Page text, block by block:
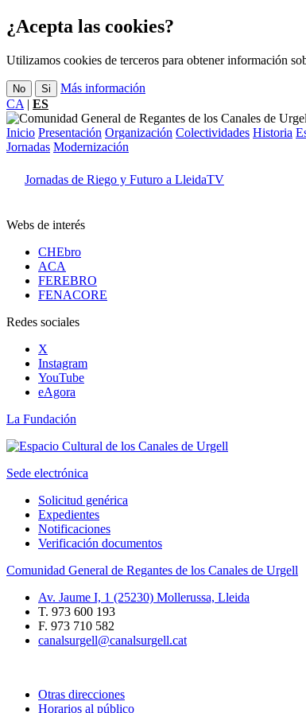
¿Acepta las cookies?
Utilizamos cookies de terceros para obtener información
No Si
Más información
CA | ES
Inicio Presentación Organización Colectividades Historia
Jornadas Modernización
Jornadas de Riego y Futuro a LleidaTV
Webs de interés
CHEbro
ACA
FEREBRO
FENACORE
Redes sociales
X
Instagram
YouTube
eAgora
La Fundación
Sede electrónica
Solicitud genérica
Expedientes
Notificaciones
Verificación documentos
Comunidad General de Regantes de los Canales de Urgell
Av. Jaume I, 1 (25230) Mollerussa, Lleida
T. 973 600 193
F. 973 710 582
canalsurgell@canalsurgell.cat
Otras direcciones
Horarios al público